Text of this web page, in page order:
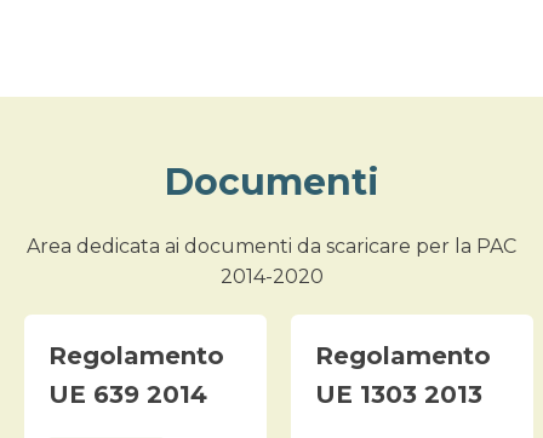
Documenti
Area dedicata ai documenti da scaricare per la PAC
2014-2020
Regolamento
UE 639 2014
Regolamento
UE 1303 2013